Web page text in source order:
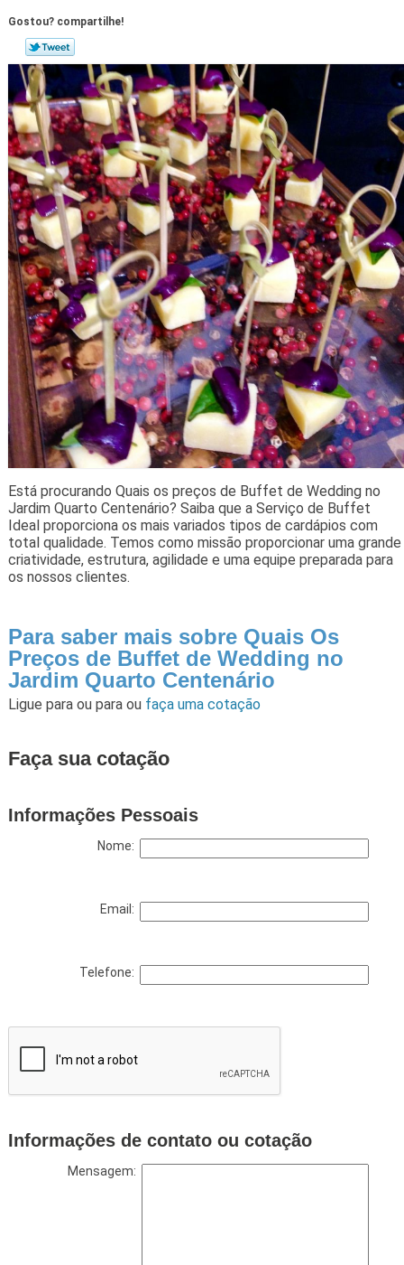
Gostou? compartilhe!
Está procurando Quais os preços de Buffet de Wedding no
Jardim Quarto Centenário? Saiba que a Serviço de Buffet
Ideal proporciona os mais variados tipos de cardápios com
total qualidade. Temos como missão proporcionar uma grande
criatividade, estrutura, agilidade e uma equipe preparada para
os nossos clientes.
Para saber mais sobre Quais Os
Preços de Buffet de Wedding no
Jardim Quarto Centenário
Ligue para ou para ou faça uma cotação
Faça sua cotação
Informações Pessoais
Nome:
Email:
Telefone:
Informações de contato ou cotação
Mensagem: